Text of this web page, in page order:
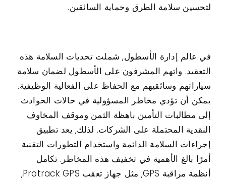
لتحسين سلامة الطرق وحماية السائقين.
في عالم إدارة الأسطول, شملت تحديات السلامة هذه
التعقيد. واتهم المشرفون على الأسطول لضمان سلامة
سياراتهم وسائقيهم مع الحفاظ على الفعالية الوظيفية.
يمكن أن تؤدي مخاطر المسؤولية في حالات الحوادث
إلى مطالبات التأمين باهظة الثمن وموقف المخاوف
النقدية المحتملة على الشركات. لذلك, يعد تطبيق
إجراءات السلامة الدائمة واستخدام التطورات التقنية
أمرًا بالغ الأهمية في تخفيف هذه المخاطر. تكامل
أنظمة مراقبة GPS, مثل جهاز تعقب Protrack GPS,